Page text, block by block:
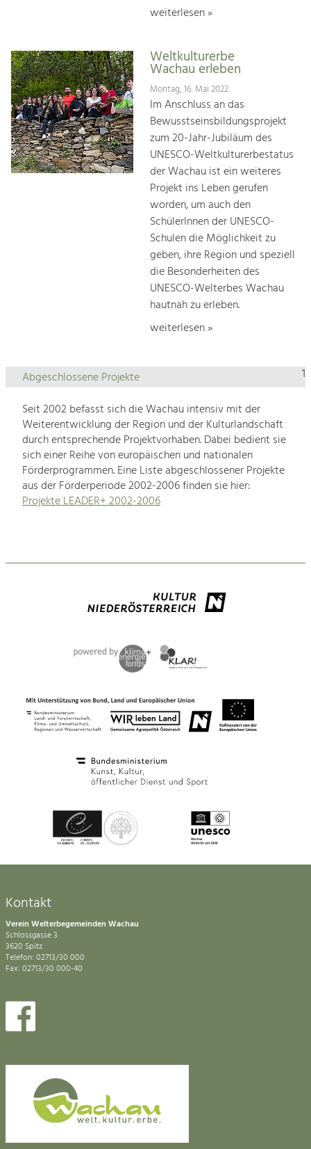
weiterlesen »
Weltkulturerbe
Wachau erleben
Montag, 16. Mai 2022
Im Anschluss an das
Bewusstseinsbildungsprojekt
zum 20-Jahr-Jubiläum des
UNESCO-Weltkulturerbestatus
der Wachau ist ein weiteres
Projekt ins Leben gerufen
worden, um auch den
SchülerInnen der UNESCO-
Schulen die Möglichkeit zu
geben, ihre Region und speziell
die Besonderheiten des
UNESCO-Welterbes Wachau
hautnah zu erleben.
weiterlesen »
1
Abgeschlossene Projekte
Seit 2002 befasst sich die Wachau intensiv mit der
Weiterentwicklung der Region und der Kulturlandschaft
durch entsprechende Projektvorhaben. Dabei bedient sie
sich einer Reihe von europäischen und nationalen
Förderprogrammen. Eine Liste abgeschlossener Projekte
aus der Förderperiode 2002-2006 finden sie hier:
Projekte LEADER+ 2002-2006
Kontakt
Verein Welterbegemeinden Wachau
Schlossgasse 3
3620 Spitz
Telefon: 02713/30 000
Fax: 02713/30 000-40